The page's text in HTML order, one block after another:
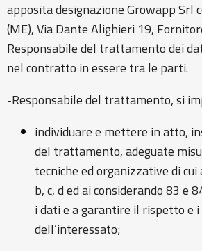
apposita designazione Growapp Srl
(ME), Via Dante Alighieri 19,
Responsabile del trattamento dei
nel contratto in essere tra le parti.
-Responsabile del trattamento, si
individuare e mettere in atto,
del trattamento, adeguate
tecniche ed organizzative di cui
b, c, d ed ai considerando 83 e
i dati e a garantire il rispetto e
dell’interessato;